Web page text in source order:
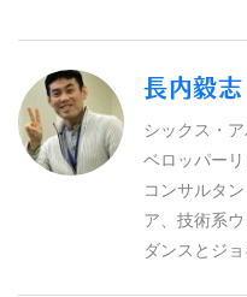
長内毅志
シックス・
ベロッパー
コンサルタ
ア、技術系
ダンスとジ